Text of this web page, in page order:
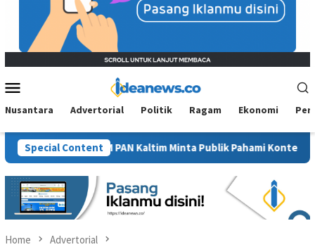
Menu
Nusantara Advertorial Politik Ragam Ekonomi
Special Content
BM PAN Kaltim Minta Publik Pahami Konteks Pidato
Home Advertorial